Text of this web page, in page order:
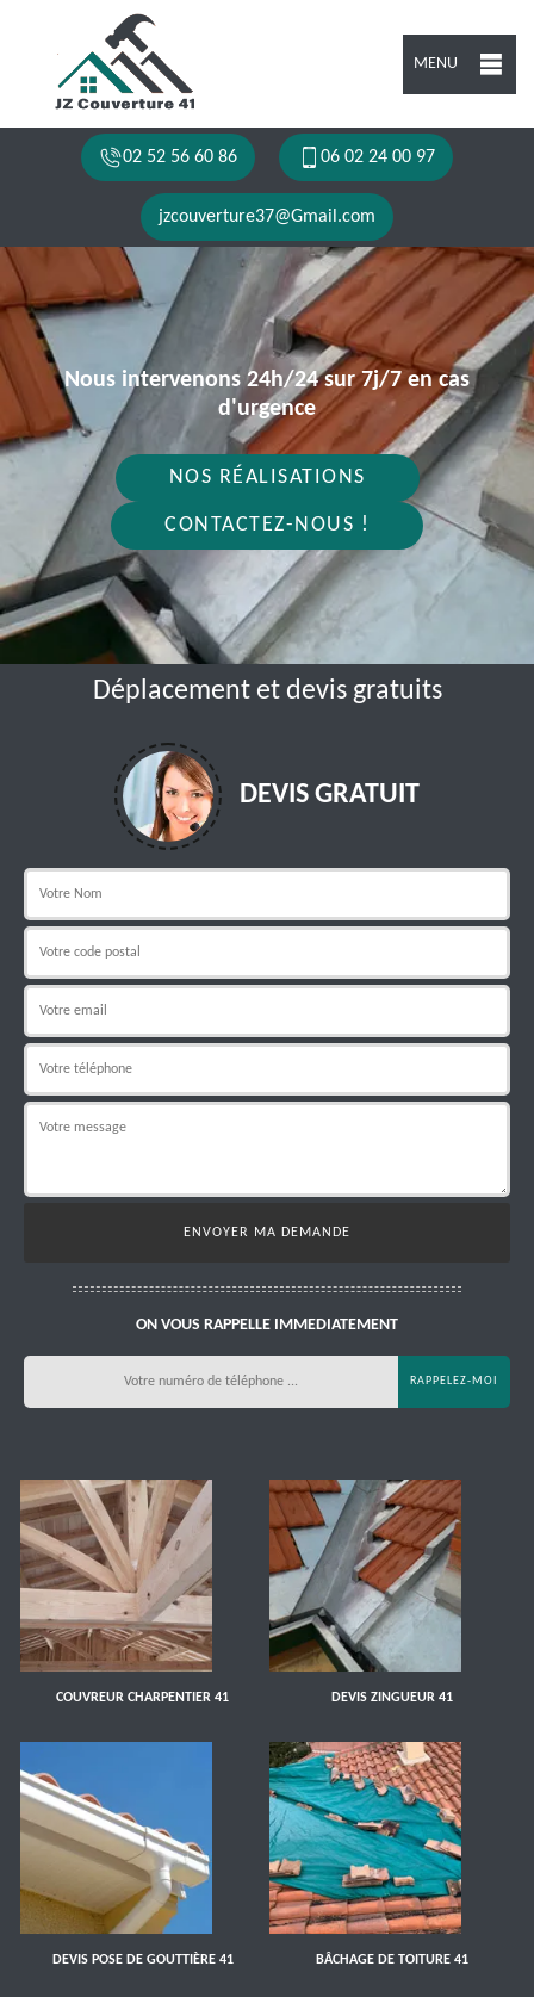
MENU
02 52 56 60 86 06 02 24 00 97
jzcouverture37@Gmail.com
Nous intervenons 24h/24 sur 7j/7 en cas
d'urgence
NOS RÉALISATIONS
CONTACTEZ-NOUS !
Déplacement et devis gratuits
DEVIS GRATUIT
ON VOUS RAPPELLE IMMEDIATEMENT
COUVREUR CHARPENTIER 41 DEVIS ZINGUEUR 41
DEVIS POSE DE GOUTTIÈRE 41 BÂCHAGE DE TOITURE 41